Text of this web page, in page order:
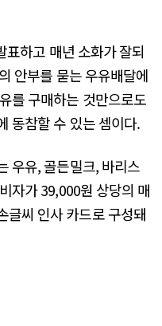
하고 매년 소화가 잘되
안부를 묻는 우유배달에
를 구매하는 것만으로도
동참할 수 있는 셈이다.
우유, 골든밀크, 바리스
자가 39,000원 상당의 매
글씨 인사 카드로 구성돼